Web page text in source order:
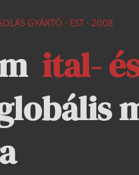
GYÁRTÓ · EST · 2008
ital-